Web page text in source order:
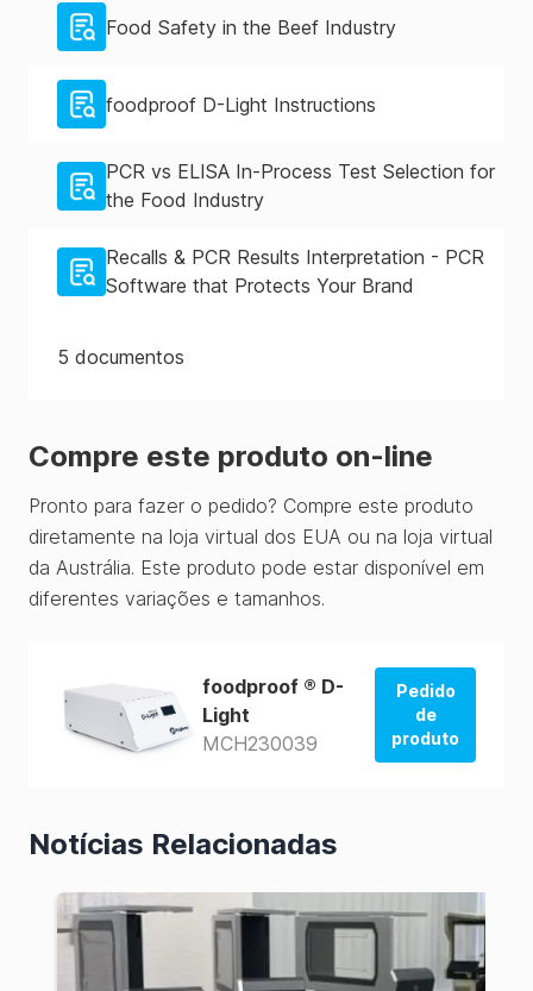
Food Safety in the Beef Industry
foodproof D-Light Instructions
PCR vs ELISA In-Process Test Selection for
the Food Industry
Recalls & PCR Results Interpretation - PCR
Software that Protects Your Brand
5 documentos
Compre este produto on-line
Pronto para fazer o pedido? Compre este produto
diretamente na loja virtual dos EUA ou na loja virtual
da Austrália. Este produto pode estar disponível em
diferentes variações e tamanhos.
foodproof ® D-
Light
MCH230039
Pedido
de
produto
EUA
Notícias Relacionadas